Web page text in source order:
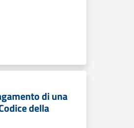
di una
della